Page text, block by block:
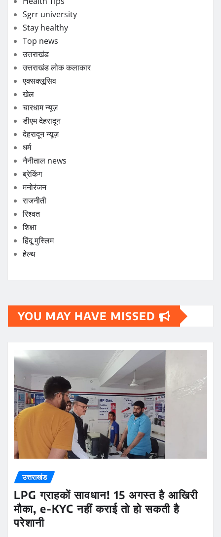
Sgrr university
Stay healthy
Top news
उत्तराखंड
उत्तराखंड लोक कलाकार
एक्सक्लूसिव
खेल
चारधाम न्यूज़
डीएम देहरादून
देहरादून न्यूज़
धर्म
नैनीताल news
ब्रेकिंग
मनोरंजन
राजनीती
रिश्वत
शिक्षा
हिंदू मुस्लिम
हेल्थ
YOU MAY HAVE MISSED
उत्तराखंड
LPG ग्राहकों सावधान! 15 अगस्त है आखिरी
मौका, e-KYC नहीं कराई तो हो सकती है
परेशानी